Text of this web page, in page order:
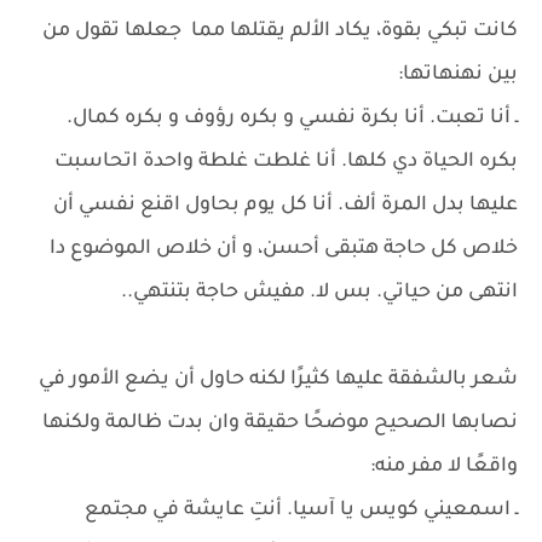
كانت تبكي بقوة، يكاد الألم يقتلها مما جعلها تقول من
بين نهنهاتها:
ـ أنا تعبت. أنا بكرة نفسي و بكره رؤوف و بكره كمال.
بكره الحياة دي كلها. أنا غلطت غلطة واحدة اتحاسبت
عليها بدل المرة ألف. أنا كل يوم بحاول اقنع نفسي أن
خلاص كل حاجة هتبقى أحسن، و أن خلاص الموضوع دا
انتهى من حياتي. بس لا. مفيش حاجة بتنتهي..
شعر بالشفقة عليها كثيرًا لكنه حاول أن يضع الأمور في
نصابها الصحيح موضحًا حقيقة وان بدت ظالمة ولكنها
واقعًا لا مفر منه:
ـ اسمعيني كويس يا آسيا. أنتِ عايشة في مجتمع